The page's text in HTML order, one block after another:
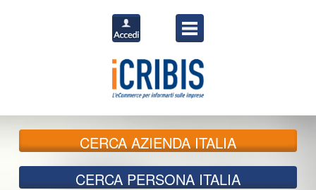
CERCAAZIENDA ITALIA
CERCA PERSONA ITALIA